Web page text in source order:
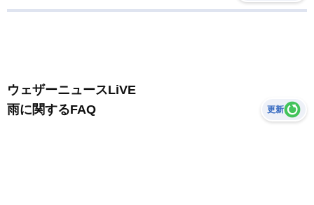
ウェザーニュースLiVE
雨に関するFAQ
更新